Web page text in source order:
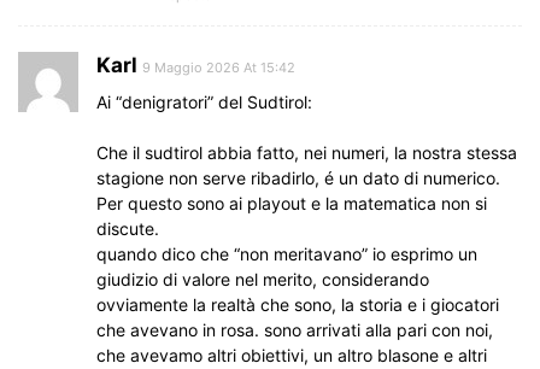
Karl 9 Maggio 2026 At 15:42
Ai “denigratori” del Sudtirol:
Che il sudtirol abbia fatto, nei numeri, la nostra stessa
stagione non serve ribadirlo, é un dato di numerico.
Per questo sono ai playout e la matematica non si
discute.
quando dico che “non meritavano” io esprimo un
giudizio di valore nel merito, considerando
ovviamente la realtà che sono, la storia e i giocatori
che avevano in rosa. sono arrivati alla pari con noi,
che avevamo altri obiettivi, un altro blasone e altri